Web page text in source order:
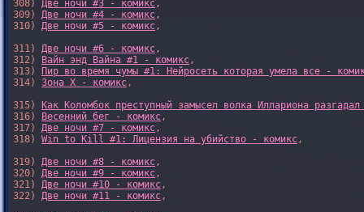
308) Две ночи #3 - комикс,
309) Две ночи #4 - комикс,
310) Две ночи #5 - комикс,
311) Две ночи #6 - комикс,
312)
Вайн энд Вайна #1 - комикс,
313)
Пир во время чумы #1: Нейросеть которая умела все -
314) Зона X - комикс,
315)
Как Коломбок преступный замысел волка Иллариона
316)
Весенний бег - комикс,
317) Две ночи #7 - комикс,
318) Win to Kill #1: Лицензия на убийство - комикс,
319) Две ночи #8 - комикс,
320) Две ночи #9 - комикс,
321) Две ночи #10 - комикс,
322) Две ночи #11 - комикс,